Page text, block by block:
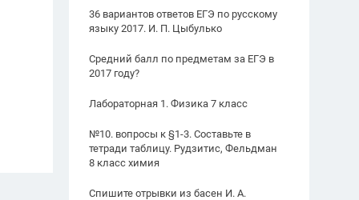
36 вариантов ответов ЕГЭ по русскому
языку 2017. И. П. Цыбулько
Средний балл по предметам за ЕГЭ в
2017 году?
Лабораторная 1. Физика 7 класс
№10. вопросы к §1-3. Составьте в
тетради таблицу. Рудзитис, Фельдман
8 класс химия
Спишите отрывки из басен И. А.